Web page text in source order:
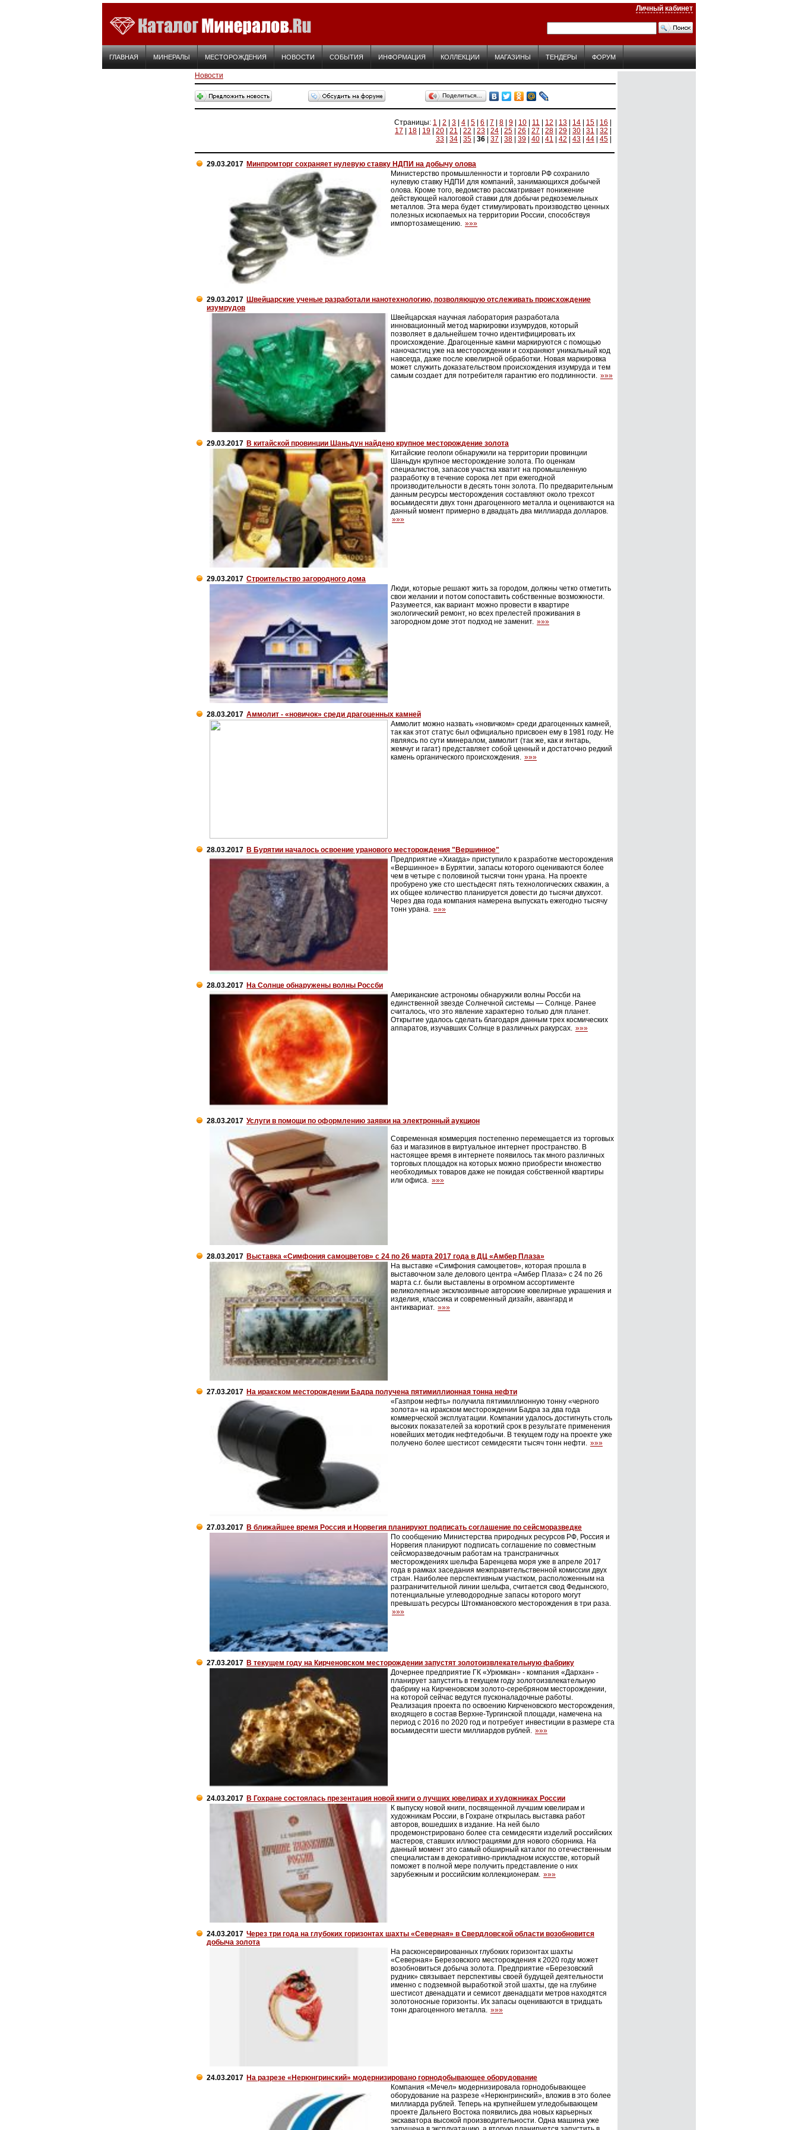
Личный кабинет
ГЛАВНАЯ МИНЕРАЛЫ МЕСТОРОЖДЕНИЯ НОВОСТИ СОБЫТИЯ ИНФОРМАЦИЯ КОЛЛЕКЦИИ МАГАЗИНЫ ТЕНДЕРЫ ФОРУМ
Новости
Поделиться…
Страницы: 1 2 3 4 5 6 7 8 9 10 11 12 13 14 15 16
17
18 19 20 21 22 23 24 25 26 27 28 29 30 31 32
33
34 35 36 37 38 39 40 41 42 43 44 45
29.03.2017 Минпромторг сохраняет нулевую ставку НДПИ на добычу олова
Министерство промышленности и торговли РФ сохранило
нулевую ставку НДПИ для компаний, занимающихся добычей
олова. Кроме того, ведомство рассматривает понижение
действующей налоговой ставки для добычи редкоземельных
металлов. Эта мера будет стимулировать производство ценных
полезных ископаемых на территории России, способствуя
импортозамещению. »»»
29.03.2017 Швейцарские ученые разработали нанотехнологию, позволяющую отслеживать происхождение
изумрудов
Швейцарская научная лаборатория разработала
инновационный метод маркировки изумрудов, который
позволяет в дальнейшем точно идентифицировать их
происхождение. Драгоценные камни маркируются с помощью
наночастиц уже на месторождении и сохраняют уникальный код
навсегда, даже после ювелирной обработки. Новая маркировка
может служить доказательством происхождения изумруда и тем
самым создает для потребителя гарантию его подлинности. »»»
29.03.2017 В китайской провинции Шаньдун найдено крупное месторождение золота
Китайские геологи обнаружили на территории провинции
Шаньдун крупное месторождение золота. По оценкам
специалистов, запасов участка хватит на промышленную
разработку в течение сорока лет при ежегодной
производительности в десять тонн золота. По предварительным
данным ресурсы месторождения составляют около трехсот
восьмидесяти двух тонн драгоценного металла и оцениваются на
данный момент примерно в двадцать два миллиарда долларов.
»»»
29.03.2017 Строительство загородного дома
Люди, которые решают жить за городом, должны четко отметить
свои желании и потом сопоставить собственные возможности.
Разумеется, как вариант можно провести в квартире
экологический ремонт, но всех прелестей проживания в
загородном доме этот подход не заменит. »»»
28.03.2017 Аммолит - «новичок» среди драгоценных камней
Аммолит можно назвать «новичком» среди драгоценных камней,
так как этот статус был официально присвоен ему в 1981 году. Не
являясь по сути минералом, аммолит (так же, как и янтарь,
жемчуг и гагат) представляет собой ценный и достаточно редкий
камень органического происхождения. »»»
28.03.2017 В Бурятии началось освоение уранового месторождения "Вершинное"
Предприятие «Хиагда» приступило к разработке месторождения
«Вершинное» в Бурятии, запасы которого оцениваются более
чем в четыре с половиной тысячи тонн урана. На проекте
пробурено уже сто шестьдесят пять технологических скважин, а
их общее количество планируется довести до тысячи двухсот.
Через два года компания намерена выпускать ежегодно тысячу
тонн урана. »»»
28.03.2017 На Солнце обнаружены волны Россби
Американские астрономы обнаружили волны Россби на
единственной звезде Солнечной системы — Солнце. Ранее
считалось, что это явление характерно только для планет.
Открытие удалось сделать благодаря данным трех космических
аппаратов, изучавших Солнце в различных ракурсах. »»»
28.03.2017 Услуги в помощи по оформлению заявки на электронный аукцион
Современная коммерция постепенно перемещается из торговых
баз и магазинов в виртуальное интернет пространство. В
настоящее время в интернете появилось так много различных
торговых площадок на которых можно приобрести множество
необходимых товаров даже не покидая собственной квартиры
или офиса. »»»
28.03.2017 Выставка «Симфония самоцветов» с 24 по 26 марта 2017 года в ДЦ «Амбер Плаза»
На выставке «Симфония самоцветов», которая прошла в
выставочном зале делового центра «Амбер Плаза» с 24 по 26
марта с.г. были выставлены в огромном ассортименте
великолепные эксклюзивные авторские ювелирные украшения и
изделия, классика и современный дизайн, авангард и
антиквариат. »»»
27.03.2017 На иракском месторождении Бадра получена пятимиллионная тонна нефти
«Газпром нефть» получила пятимиллионную тонну «черного
золота» на иракском месторождении Бадра за два года
коммерческой эксплуатации. Компании удалось достигнуть столь
высоких показателей за короткий срок в результате применения
новейших методик нефтедобычи. В текущем году на проекте уже
получено более шестисот семидесяти тысяч тонн нефти. »»»
27.03.2017 В ближайшее время Россия и Норвегия планируют подписать соглашение по сейсморазведке
По сообщению Министерства природных ресурсов РФ, Россия и
Норвегия планируют подписать соглашение по совместным
сейсморазведочным работам на трансграничных
месторождениях шельфа Баренцева моря уже в апреле 2017
года в рамках заседания межправительственной комиссии двух
стран. Наиболее перспективным участком, расположенным на
разграничительной линии шельфа, считается свод Федынского,
потенциальные углеводородные запасы которого могут
превышать ресурсы Штокмановского месторождения в три раза.
»»»
27.03.2017 В текущем году на Кирченовском месторождении запустят золотоизвлекательную фабрику
Дочернее предприятие ГК «Урюмкан» - компания «Дархан» -
планирует запустить в текущем году золотоизвлекательную
фабрику на Кирченовском золото-серебряном месторождении,
на которой сейчас ведутся пусконаладочные работы.
Реализация проекта по освоению Кирченовского месторождения,
входящего в состав Верхне-Тургинской площади, намечена на
период с 2016 по 2020 год и потребует инвестиции в размере ста
восьмидесяти шести миллиардов рублей. »»»
24.03.2017 В Гохране состоялась презентация новой книги о лучших ювелирах и художниках России
К выпуску новой книги, посвященной лучшим ювелирам и
художникам России, в Гохране открылась выставка работ
авторов, вошедших в издание. На ней было
продемонстрировано более ста семидесяти изделий российских
мастеров, ставших иллюстрациями для нового сборника. На
данный момент это самый обширный каталог по отечественным
специалистам в декоративно-прикладном искусстве, который
поможет в полной мере получить представление о них
зарубежным и российским коллекционерам. »»»
24.03.2017 Через три года на глубоких горизонтах шахты «Северная» в Свердловской области возобновится
добыча золота
На расконсервированных глубоких горизонтах шахты
«Северная» Березовского месторождения к 2020 году может
возобновиться добыча золота. Предприятие «Березовский
рудник» связывает перспективы своей будущей деятельности
именно с подземной выработкой этой шахты, где на глубине
шестисот двенадцати и семисот двенадцати метров находятся
золотоносные горизонты. Их запасы оцениваются в тридцать
тонн драгоценного металла. »»»
24.03.2017 На разрезе «Нерюнгринский» модернизировано горнодобывающее оборудование
Компания «Мечел» модернизировала горнодобывающее
оборудование на разрезе «Нерюнгринский», вложив в это более
миллиарда рублей. Теперь на крупнейшем угледобывающем
проекте Дальнего Востока появились два новых карьерных
экскаватора высокой производительности. Одна машина уже